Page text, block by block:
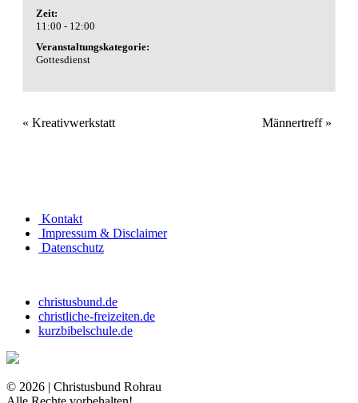
Zeit:
11:00 - 12:00
Veranstaltungskategorie:
Gottesdienst
« Kreativwerkstatt Männertreff »
Kontakt
Impressum & Disclaimer
Datenschutz
christusbund.de
christliche-freizeiten.de
kurzbibelschule.de
© 2026 | Christusbund Rohrau